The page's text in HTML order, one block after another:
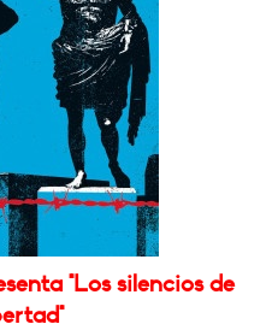
"Los silencios de